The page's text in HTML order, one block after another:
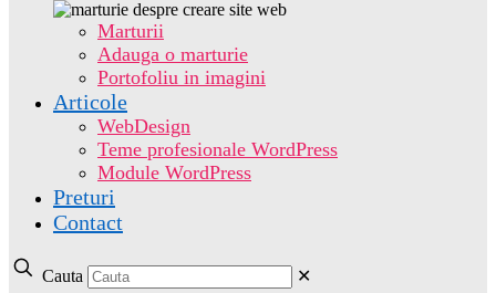
Marturii
Adauga o marturie
Portofoliu in imagini
Articole
WebDesign
Teme profesionale WordPress
Module WordPress
Preturi
Contact
Cauta ✕